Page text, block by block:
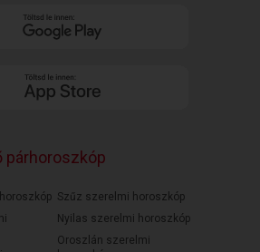
párhoroszkóp
Szűz szerelmi horoszkóp
Nyilas szerelmi horoszkóp
Oroszlán szerelmi